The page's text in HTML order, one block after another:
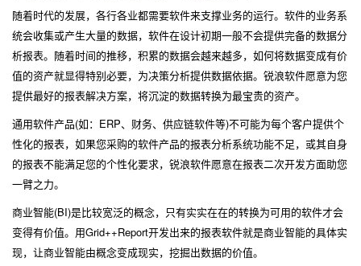
随着时代的发展，各行各业都需要软件来支撑业务的运行。软件的业务系
统会收集或产生大量的数据，软件在设计初期一般不会提供完备的数据分
析报表。随着时间的推移，积累的数据会越来越多，如何将数据变成有价
值的资产就显得特别必要，为决策分析提供数据依据。锐浪软件愿意为您
提供最好的报表解决方案，将沉淀的数据转换为最宝贵的资产。
通用软件产品(如：ERP、财务、供应链软件等)不可能为每个客户提供个
性化的报表，如果您采购的软件产品的报表分析系统功能不足，或其自身
的报表不能满足您的个性化要求，锐浪软件愿意在报表二次开发方面助您
一臂之力。
商业智能(BI)是比较宽泛的概念，只有实实在在的转换为可用的软件才会
变得有价值。用Grid++Report开发出来的报表软件就是商业智能的具体实
现，让商业智能由概念变成现实，挖掘出数据的价值。